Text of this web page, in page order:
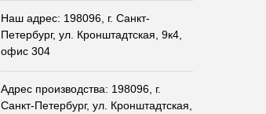
Наш адрес: 198096, г. Санкт-
Петербург, ул. Кронштадтская, 9к4,
офис 304
Адрес производства: 198096, г.
Санкт-Петербург, ул. Кронштадтская,